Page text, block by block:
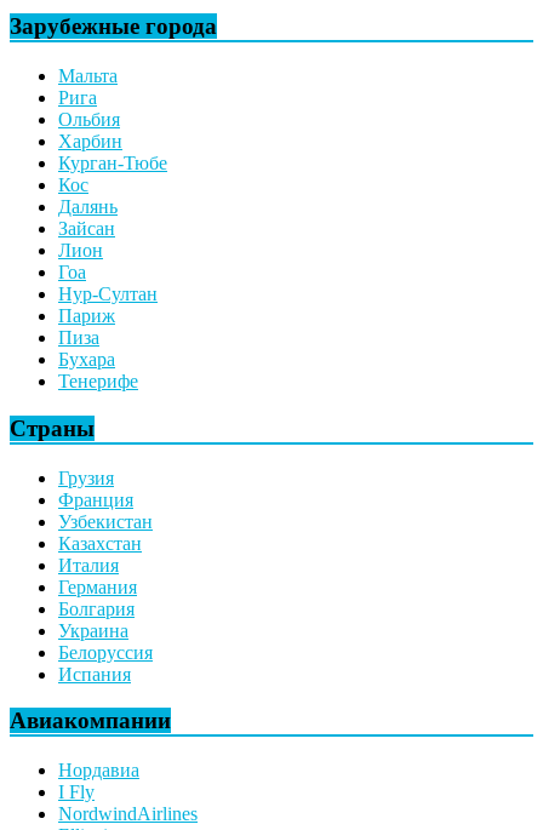
Зарубежные города
Мальта
Рига
Ольбия
Харбин
Курган-Тюбе
Кос
Далянь
Зайсан
Лион
Гоа
Нур-Султан
Париж
Пиза
Бухара
Тенерифе
Страны
Грузия
Франция
Узбекистан
Казахстан
Италия
Германия
Болгария
Украина
Белоруссия
Испания
Авиакомпании
Нордавиа
I Fly
NordwindAirlines